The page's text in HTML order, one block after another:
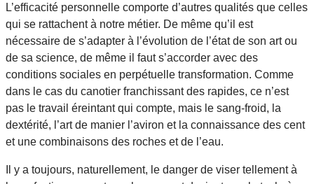
L’efficacité personnelle comporte d’autres qualités que celles
qui se rattachent à notre métier. De même qu’il est
nécessaire de s’adapter à l’évolution de l’état de son art ou
de sa science, de même il faut s’accorder avec des
conditions sociales en perpétuelle transformation. Comme
dans le cas du canotier franchissant des rapides, ce n’est
pas le travail éreintant qui compte, mais le sang-froid, la
dextérité, l’art de manier l’aviron et la connaissance des cent
et une combinaisons des roches et de l’eau.
Il y a toujours, naturellement, le danger de viser tellement à